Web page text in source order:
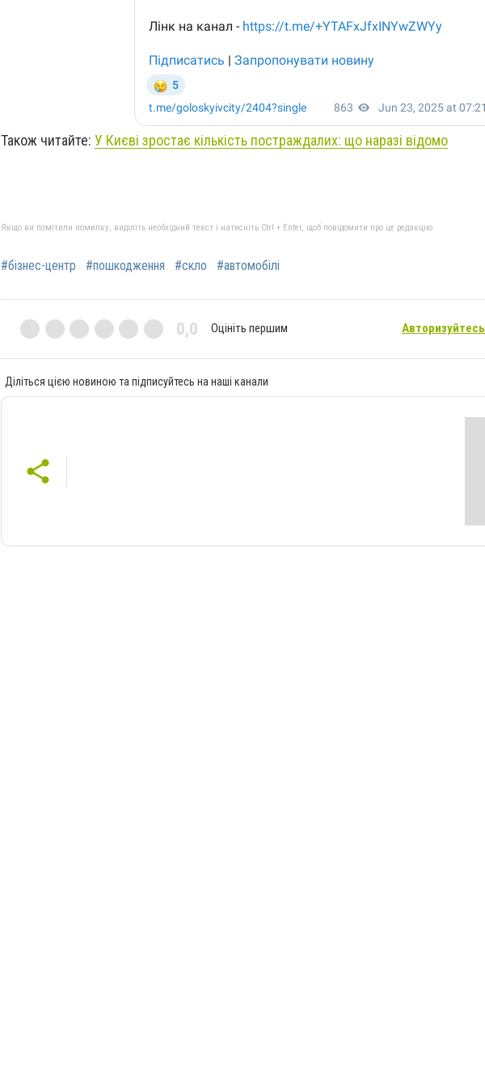
Також читайте: У Києві зростає кількість постраждалих: що наразі відомо
Якщо ви помітили помилку, виділіть необхідний текст і натисніть Ctrl + Enter, щоб повідомити про це редакцію
#бізнес-центр #пошкодження #скло #автомобілі
0,0 Оцініть першим Авторизуйтесь
Діліться цією новиною та підписуйтесь на наші канали